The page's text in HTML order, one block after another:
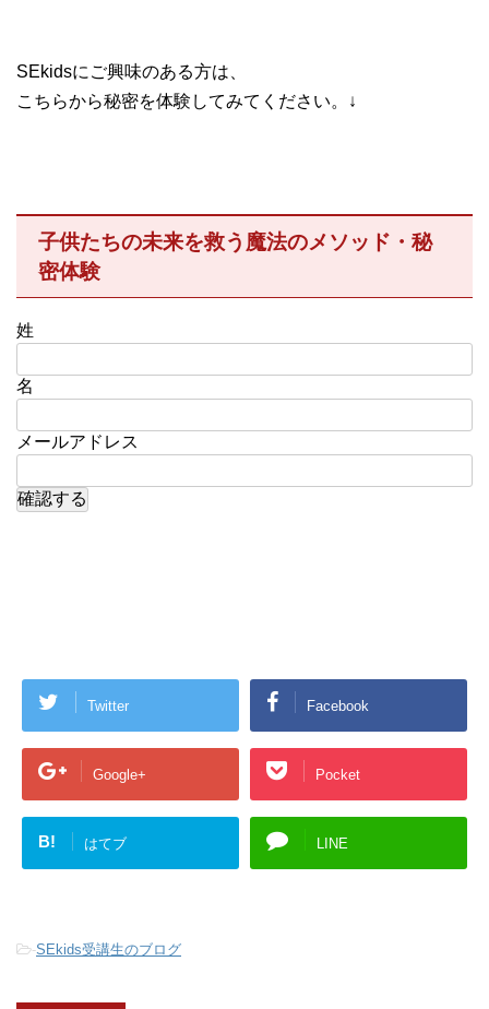
SEkidsにご興味のある方は、
こちらから秘密を体験してみてください。↓
子供たちの未来を救う魔法のメソッド・秘
密体験
姓
名
メールアドレス
Twitter Facebook
Google+ Pocket
B! はてブ LINE
-SEkids受講生のブログ